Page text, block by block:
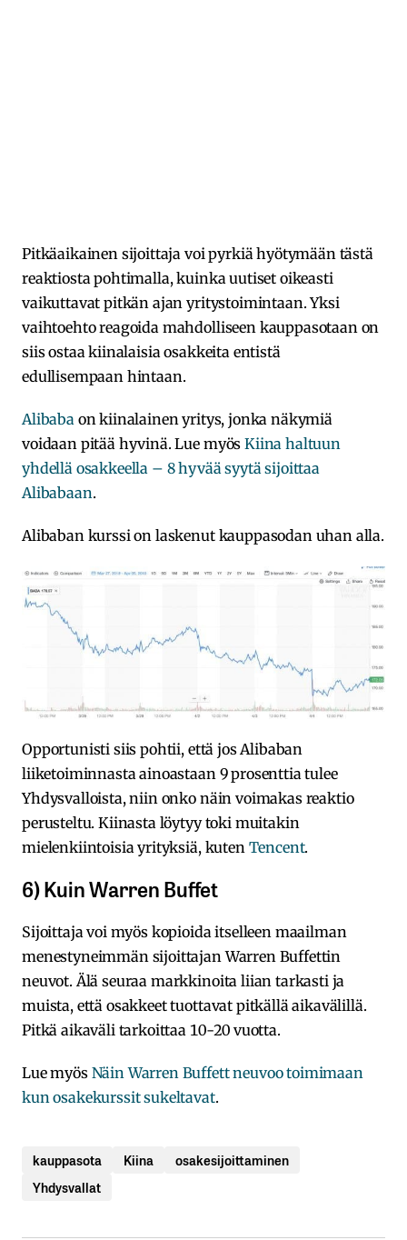
Pitkäaikainen sijoittaja voi pyrkiä hyötymään tästä
reaktiosta pohtimalla, kuinka uutiset oikeasti
vaikuttavat pitkän ajan yritystoimintaan. Yksi
vaihtoehto reagoida mahdolliseen kauppasotaan on
siis ostaa kiinalaisia osakkeita entistä
edullisempaan hintaan.
Alibaba on kiinalainen yritys, jonka näkymiä
voidaan pitää hyvinä. Lue myösKiina haltuun
yhdellä osakkeella – 8 hyvää syytä sijoittaa
Alibabaan.
Alibaban kurssi on laskenut kauppasodan uhan alla.
Opportunisti siis pohtii, että jos Alibaban
liiketoiminnasta ainoastaan 9 prosenttia tulee
Yhdysvalloista, niin onko näin voimakas reaktio
perusteltu. Kiinasta löytyy toki muitakin
mielenkiintoisia yrityksiä, kuten Tencent.
6) Kuin Warren Buffet
Sijoittaja voi myös kopioida itselleen maailman
menestyneimmän sijoittajan Warren Buffettin
neuvot. Älä seuraa markkinoita liian tarkasti ja
muista, että osakkeet tuottavat pitkällä aikavälillä.
Pitkä aikaväli tarkoittaa 10-20 vuotta.
Lue myös Näin Warren Buffett neuvoo toimimaan
kun osakekurssit sukeltavat.
kauppasota Kiina
osakesijoittaminen
Yhdysvallat